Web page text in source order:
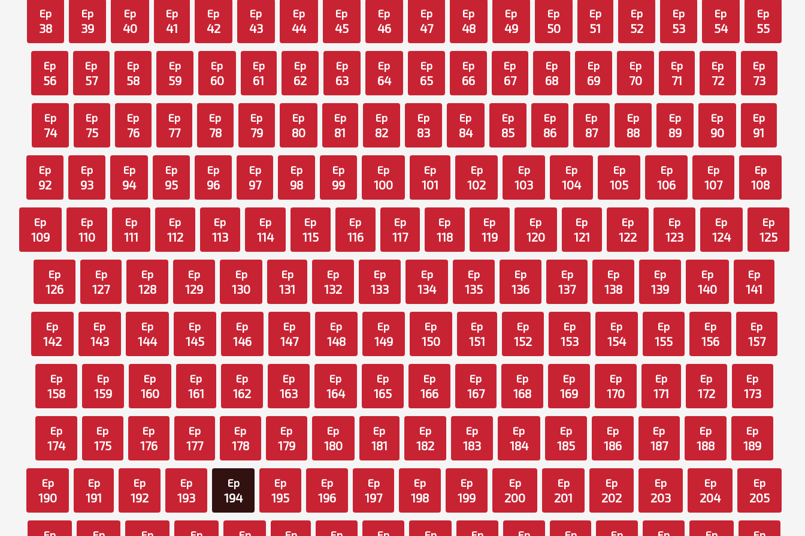
Ep
38
Ep
39
Ep
40
Ep
41
Ep
42
Ep
43
Ep
44
Ep
45
Ep
46
Ep
47
Ep
48
Ep
49
Ep
50
Ep
51
Ep
52
Ep
53
Ep
54
Ep
55
Ep
56
Ep
57
Ep
58
Ep
59
Ep
60
Ep
61
Ep
62
Ep
63
Ep
64
Ep
65
Ep
66
Ep
67
Ep
68
Ep
69
Ep
70
Ep
71
Ep
72
Ep
73
Ep
74
Ep
75
Ep
76
Ep
77
Ep
78
Ep
79
Ep
80
Ep
81
Ep
82
Ep
83
Ep
84
Ep
85
Ep
86
Ep
87
Ep
88
Ep
89
Ep
90
Ep
91
Ep
92
Ep
93
Ep
94
Ep
95
Ep
96
Ep
97
Ep
98
Ep
99
Ep
100
Ep
101
Ep
102
Ep
103
Ep
104
Ep
105
Ep
106
Ep
107
Ep
108
Ep
109
Ep
110
Ep
111
Ep
112
Ep
113
Ep
114
Ep
115
Ep
116
Ep
117
Ep
118
Ep
119
Ep
120
Ep
121
Ep
122
Ep
123
Ep
124
Ep
125
Ep
126
Ep
127
Ep
128
Ep
129
Ep
130
Ep
131
Ep
132
Ep
133
Ep
134
Ep
135
Ep
136
Ep
137
Ep
138
Ep
139
Ep
140
Ep
141
Ep
142
Ep
143
Ep
144
Ep
145
Ep
146
Ep
147
Ep
148
Ep
149
Ep
150
Ep
151
Ep
152
Ep
153
Ep
154
Ep
155
Ep
156
Ep
157
Ep
158
Ep
159
Ep
160
Ep
161
Ep
162
Ep
163
Ep
164
Ep
165
Ep
166
Ep
167
Ep
168
Ep
169
Ep
170
Ep
171
Ep
172
Ep
173
Ep
174
Ep
175
Ep
176
Ep
177
Ep
178
Ep
179
Ep
180
Ep
181
Ep
182
Ep
183
Ep
184
Ep
185
Ep
186
Ep
187
Ep
188
Ep
189
Ep
190
Ep
191
Ep
192
Ep
193
Ep
194
Ep
195
Ep
196
Ep
197
Ep
198
Ep
199
Ep
200
Ep
201
Ep
202
Ep
203
Ep
204
Ep
205